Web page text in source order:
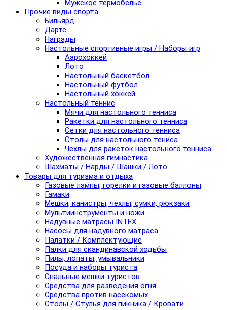
Мужское термобелье
Прочие виды спорта
Бильярд
Дартс
Награды
Настольные спортивные игры / Наборы игр
Аэрохоккей
Лото
Настольный баскетбол
Настольный футбол
Настольный хоккей
Настольный теннис
Мячи для настольного тенниса
Ракетки для настольного тенниса
Сетки для настольного тенниса
Столы для настольного тениса
Чехлы для ракеток настольного тенниса
Художественная гимнастика
Шахматы / Нарды / Шашки / Лото
Товары для туризма и отдыха
Газовые лампы, горелки и газовые баллоны
Гамаки
Мешки, канистры, чехлы, сумки, рюкзаки
Мультиинструменты и ножи
Надувные матрасы INTEX
Насосы для надувного матраса
Палатки / Комплектующие
Палки для скандинавской ходьбы
Пилы, лопаты, умывальники
Посуда и наборы туриста
Спальные мешки туристов
Средства для разведения огня
Средства против насекомых
Столы / Стулья для пикника / Кровати